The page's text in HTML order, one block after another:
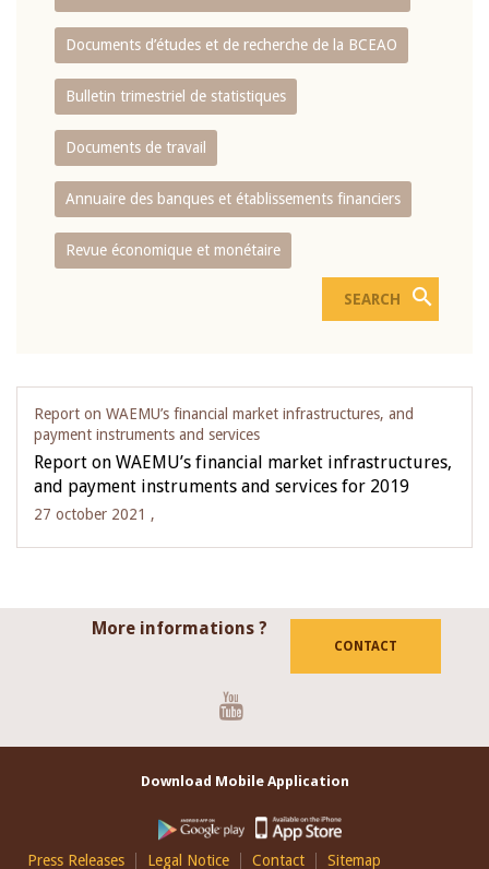
Documents d’études et de recherche de la BCEAO
Bulletin trimestriel de statistiques
Documents de travail
Annuaire des banques et établissements financiers
Revue économique et monétaire
Report on WAEMU’s financial market infrastructures, and
payment instruments and services
Report on WAEMU’s financial market infrastructures,
and payment instruments and services for 2019
27 october 2021 ,
More informations ?
CONTACT
Download Mobile Application
Footer
Press Releases Legal Notice Contact Sitemap